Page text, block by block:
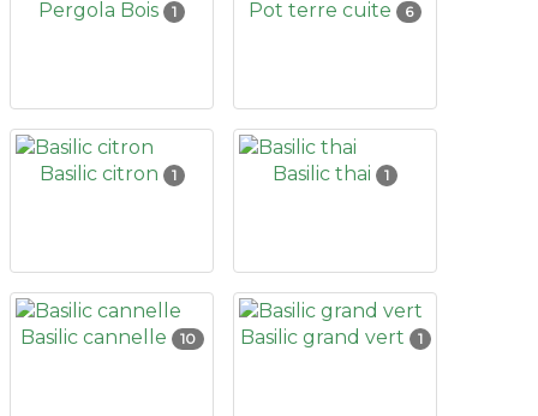
Pergola Bois 1 Pot terre cuite 6
Basilic citron 1 Basilic thai 1
Basilic cannelle 10 Basilic grand vert 1